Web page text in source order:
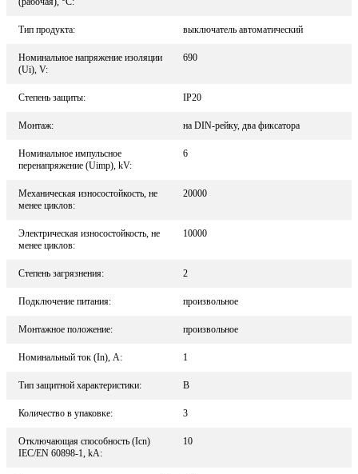
Тип продукта: выключатель автоматический
Номинальное напряжение изоляции
(Ui), V:
690
Степень защиты: IP20
Монтаж: на DIN-рейку, два фиксатора
Номинальное импульсное
перенапряжение (Uimp), kV:
6
Механическая износостойкость, не
менее циклов:
20000
Электрическая износостойкость, не
менее циклов:
10000
Степень загрязнения: 2
Подключение питания: произвольное
Монтажное положение: произвольное
Номинальный ток (In), A: 1
Тип защитной характеристики: B
Количество в упаковке: 3
Отключающая способность (Icn)
IEC/EN 60898-1, kA:
10